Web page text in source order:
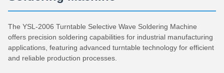
The YSL-2006 Turntable Selective Wave Soldering Machine
offers precision soldering capabilities for industrial manufacturing
applications, featuring advanced turntable technology for efficient
and reliable production processes.